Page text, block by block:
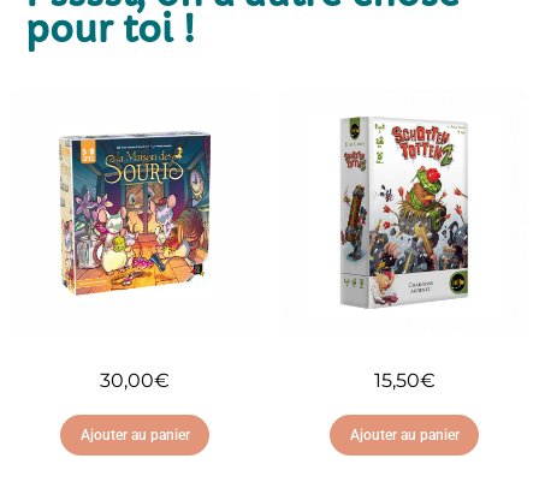
pour toi !
30,00€
Ajouter au panier
15,50€
Ajouter au panier